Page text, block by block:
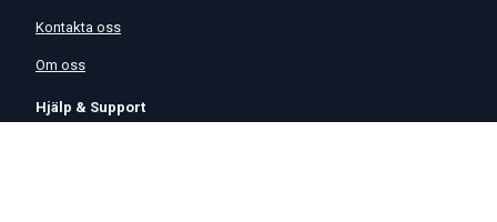
Kontakta oss
Om oss
Hjälp & Support